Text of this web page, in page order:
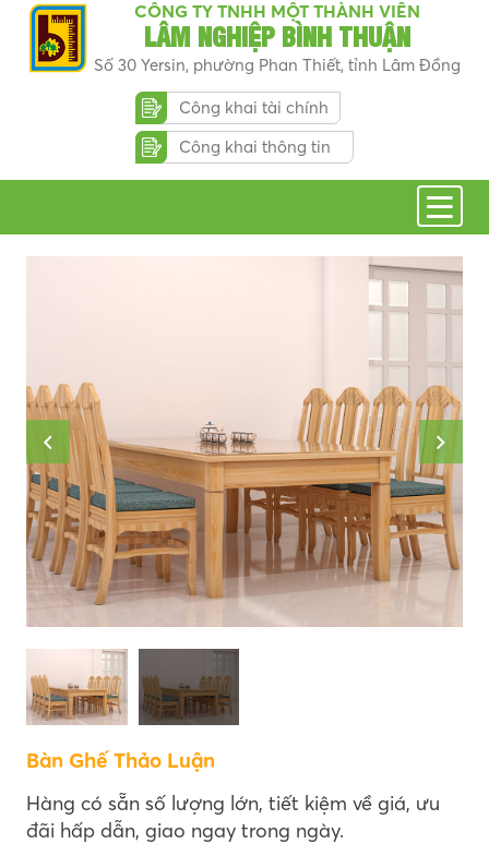
CÔNG TY TNHH MỘT THÀNH VIÊN
LÂM NGHIỆP BÌNH THUẬN
Số 30 Yersin, phường Phan Thiết, tỉnh Lâm Đồng
Công khai tài chính
Công khai thông tin
Bàn Ghế Thảo Luận
Hàng có sẵn số lượng lớn, tiết kiệm về giá, ưu
đãi hấp dẫn, giao ngay trong ngày.